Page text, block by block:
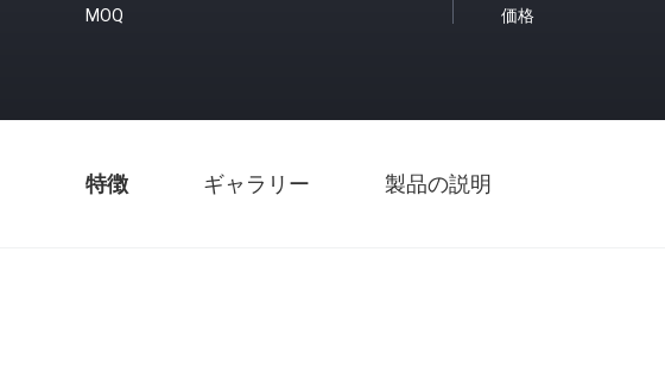
MOQ 価格
特徴 ギャラリー 製品の説明